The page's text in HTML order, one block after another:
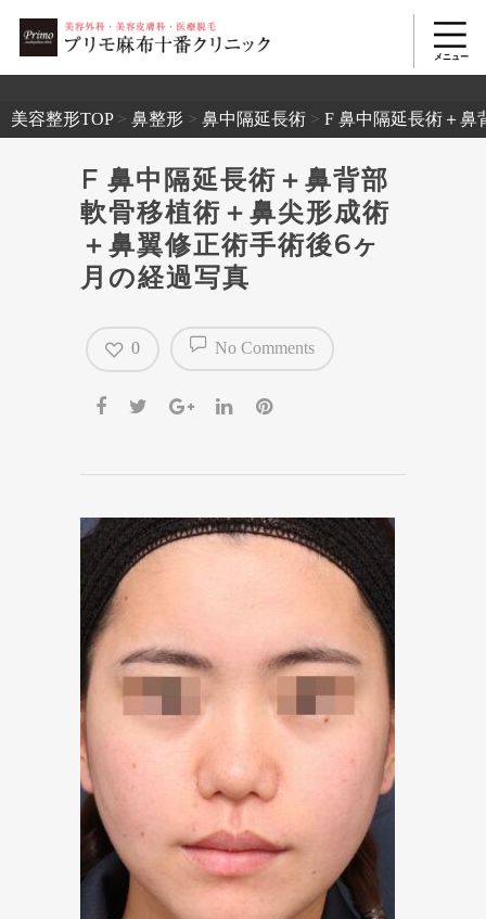
美容整形TOP> 鼻整形 > 鼻中隔延長術 > F 鼻中隔延長術＋鼻
F 鼻中隔延長術＋鼻背部
軟骨移植術＋鼻尖形成術
＋鼻翼修正術手術後6ヶ
月の経過写真
No Comments
0